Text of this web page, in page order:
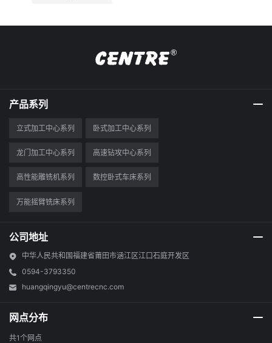
产品系列
立式加工中心系列 卧式加工中心系列
龙门加工中心系列 高速钻攻中心系列
高性能雕铣机系列 数控卧式车床系列
万能摇臂铣床系列
公司地址
中华人民共和国福建省莆田市涵江区江口石庭开发区
0594-3793350
huangqingyu@centrecnc.com
网点分布
共1个网点